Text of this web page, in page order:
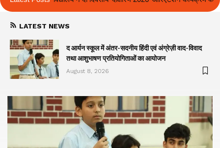
LATEST NEWS
द आर्यन स्कूल में अंतर-सदनीय हिंदी एवं अंग्रेज़ी वाद-विवाद
तथा आशुभाषण प्रतियोगिताओं का आयोजन
August 8, 2026